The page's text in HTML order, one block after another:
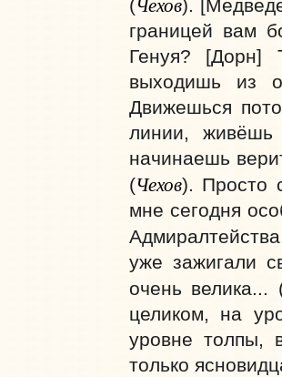
(
).
границей вам
Генуя? [Дорн]
выходишь из
Движешься
линии,
начинаешь
(Чехов). Просто
мне сегодня
уже зажигали
очень велика...
целиком, на
уровне толпы,
только